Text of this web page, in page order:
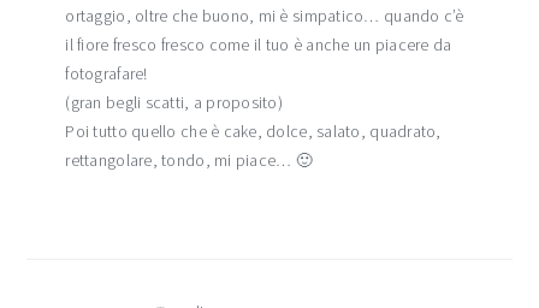
ortaggio, oltre che buono, mi è simpatico… quando c’è
il fiore fresco fresco come il tuo è anche un piacere da
fotografare!
(gran begli scatti, a proposito)
Poi tutto quello che è cake, dolce, salato, quadrato,
rettangolare, tondo, mi piace… 🙂